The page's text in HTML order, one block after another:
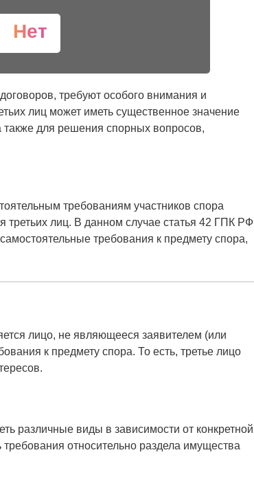
Нет
требуют особого внимания и
лиц может иметь существенное значение
также для решения спорных вопросов,
требованиям участников спора
третьих лиц. В данном случае статья 42 ГПК РФ
требования к предмету спора,
лицо, не являющееся заявителем (или
к предмету спора. То есть, третье лицо
различные виды в зависимости от конкретной
относительно раздела имущества